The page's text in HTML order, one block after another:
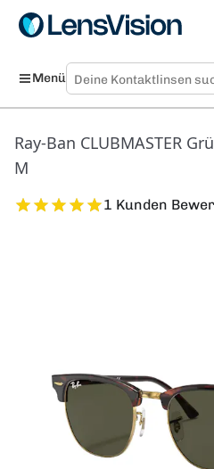
Menü
Ray-Ban CLUBMASTER
M
1 Kunden